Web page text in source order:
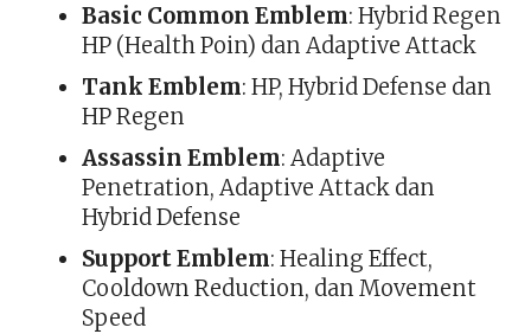
Basic Common Emblem: Hybrid Regen
HP (Health Poin) dan Adaptive Attack
Tank Emblem: HP, Hybrid Defense dan
HP Regen
Assassin Emblem: Adaptive
Penetration, Adaptive Attack dan
Hybrid Defense
Support Emblem: Healing Effect,
Cooldown Reduction, dan Movement
Speed